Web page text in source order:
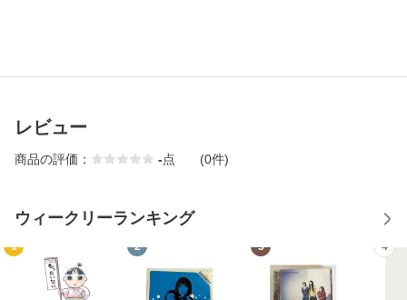
レビュー
商品の評価： -点 (0件)
ウィークリーランキング
1 2 3 4